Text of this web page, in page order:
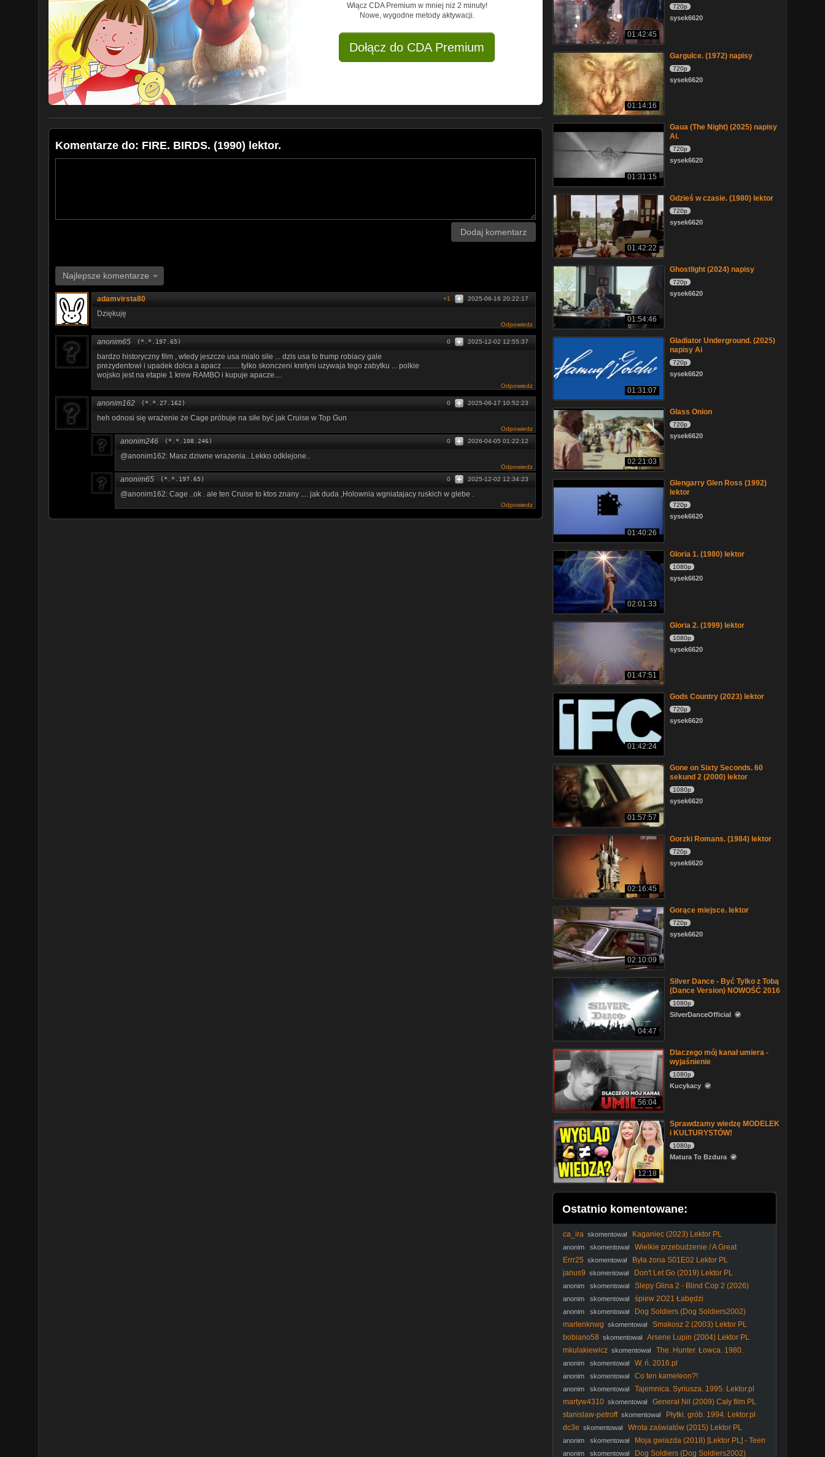
Włącz CDA Premium w mniej niż 2 minuty!
Nowe, wygodne metody aktywacji.
Dołącz do CDA Premium
Komentarze do: FIRE. BIRDS. (1990) lektor.
Dodaj komentarz
Najlepsze komentarze
adamvirsta80 2025-06-16 20:22:17
+1
Dziękuję
Odpowiedz
anonim65 (*.*.197.65) 2025-12-02 12:55:37
0
bardzo historyczny film , wtedy jeszcze usa mialo sile ... dzis usa to trump robiacy gale
prezydentowi i upadek dolca a apacz ......... tylko skonczeni kretyni uzywaja tego zabytku ... polkie
wojsko jest na etapie 1 krew RAMBO i kupuje apacze....
Odpowiedz
anonim162 (*.*.27.162) 2025-06-17 10:52:23
0
heh odnosi się wrażenie że Cage próbuje na siłe być jak Cruise w Top Gun
Odpowiedz
anonim246 (*.*.108.246) 2026-04-05 01:22:12
0
@anonim162: Masz dziwne wrazenia...Lekko odklejone..
Odpowiedz
anonim65 (*.*.197.65) 2025-12-02 12:34:23
0
@anonim162: Cage ..ok . ale ten Cruise to ktos znany .... jak duda ,Holownia wgniatajacy ruskich w glebe .
Odpowiedz
01:42:45
720p
sysek6620
01:14:16
Gargulce. (1972) napisy
720p
sysek6620
01:31:15
Gaua (The Night) (2025) napisy
Ai.
720p
sysek6620
01:42:22
Gdzieś w czasie. (1980) lektor
720p
sysek6620
01:54:46
Ghostlight (2024) napisy
720p
sysek6620
01:31:07
Gladiator Underground. (2025)
napisy Ai
720p
sysek6620
02:21:03
Glass Onion
720p
sysek6620
01:40:26
Glengarry Glen Ross (1992)
lektor
720p
sysek6620
02:01:33
Gloria 1. (1980) lektor
1080p
sysek6620
01:47:51
Gloria 2. (1999) lektor
1080p
sysek6620
01:42:24
Gods Country (2023) lektor
720p
sysek6620
01:57:57
Gone on Sixty Seconds. 60
sekund 2 (2000) lektor
1080p
sysek6620
02:16:45
Gorzki Romans. (1984) lektor
720p
sysek6620
02:10:09
Gorące miejsce. lektor
720p
sysek6620
04:47
Silver Dance - Być Tylko z Tobą
(Dance Version) NOWOŚĆ 2016
1080p
SilverDanceOfficial
56:04
Dlaczego mój kanał umiera -
wyjaśnienie
1080p
Kucykacy
12:18
Sprawdzamy wiedzę MODELEK
i KULTURYSTÓW!
1080p
Matura To Bzdura
Ostatnio komentowane:
ca_ira skomentował Kaganiec (2023) Lektor PL
anonim skomentował
Wielkie przebudzenie / A Great
Awakening (2026) (Lektor PL)
Errr25 skomentował
Była żona S01E02 Lektor PL
janus9 skomentował Don't Let Go (2019) Lektor PL
anonim skomentował
Ślepy Glina 2 - Blind Cop 2 (2026)
[ENG]
anonim skomentował śpiew 2O21 Łabędzi
anonim skomentował
Dog Soldiers (Dog Soldiers2002)
Lektor Pl 1080p.
marlenknwg skomentował
Smakosz 2 (2003) Lektor PL
bobiano58 skomentował Arsene Lupin (2004) Lektor PL
mkulakiewicz skomentował
The. Hunter. Łowca. 1980.
Lektor.pl
anonim skomentował W. ń. 2016.pl
anonim skomentował Co ten kameleon?!
anonim skomentował
Tajemnica. Syriusza. 1995. Lektor.pl
martyw4310 skomentował
Generał Nil (2009) Cały film PL
stanislaw-petroff skomentował
Płytki. grób. 1994. Lektor.pl
dc3e skomentował Wrota zaświatów (2015) Lektor PL
anonim skomentował
Moja gwiazda (2018) [Lektor PL] - Teeп
Spiгit
anonim skomentował Dog Soldiers (Dog Soldiers2002)